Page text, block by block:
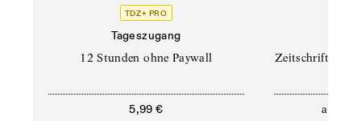
TDZ+ PRO
Tageszugang
12 Stunden ohne Paywall
5,99 €
Zeitschriften
ab